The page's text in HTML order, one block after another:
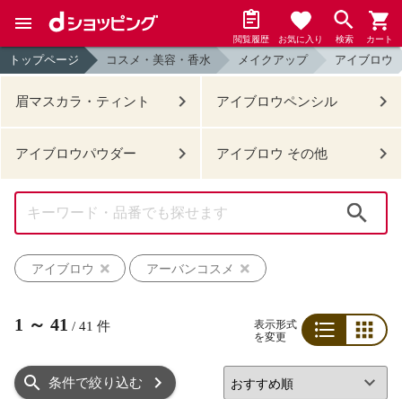
閲覧履歴 お気に入り 検索 カート
トップページ コスメ・美容・香水 メイクアップ アイブロウ
眉マスカラ・ティント アイブロウペンシル
アイブロウパウダー アイブロウ その他
アイブロウ
アーバンコスメ
1 ～ 41 / 41 件
表示形式
を変更
条件で絞り込む